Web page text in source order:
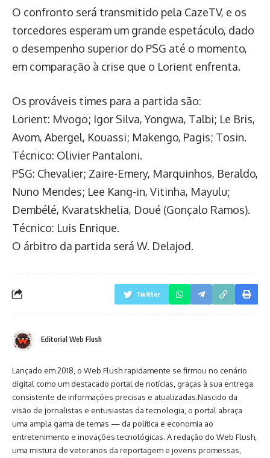
O confronto será transmitido pela CazeTV, e os
torcedores esperam um grande espetáculo, dado
o desempenho superior do PSG até o momento,
em comparação à crise que o Lorient enfrenta.
Os prováveis times para a partida são:
Lorient: Mvogo; Igor Silva, Yongwa, Talbi; Le Bris,
Avom, Abergel, Kouassi; Makengo, Pagis; Tosin.
Técnico: Olivier Pantaloni.
PSG: Chevalier; Zaire-Emery, Marquinhos, Beraldo,
Nuno Mendes; Lee Kang-in, Vitinha, Mayulu;
Dembélé, Kvaratskhelia, Doué (Gonçalo Ramos).
Técnico: Luis Enrique.
O árbitro da partida será W. Delajod.
Twitter
Editorial Web Flush
Lançado em 2018, o Web Flush rapidamente se firmou no cenário
digital como um destacado portal de notícias, graças à sua entrega
consistente de informações precisas e atualizadas.Nascido da
visão de jornalistas e entusiastas da tecnologia, o portal abraça
uma ampla gama de temas — da política e economia ao
entretenimento e inovações tecnológicas. A redação do Web Flush,
uma mistura de veteranos da reportagem e jovens promessas,